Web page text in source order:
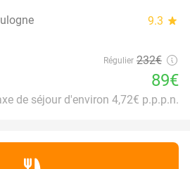
9.3 star
Régulier 232€
89€
de séjour d'environ 4,72€ p.p.p.n.